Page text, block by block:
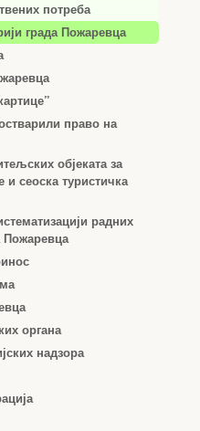
потреба
града Пожаревца
право на
објеката за
сеоска туристичка
радних
Пожаревца
органа
надзора